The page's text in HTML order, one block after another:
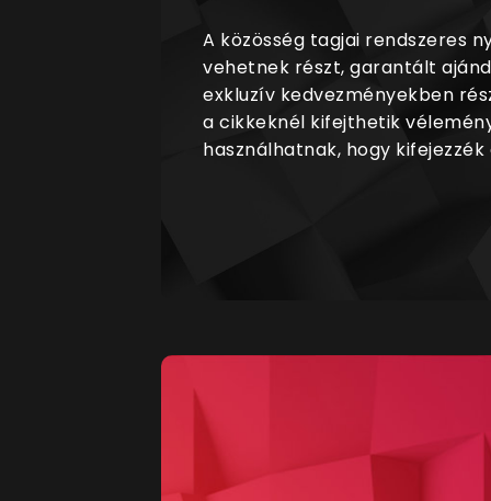
A közösség tagjai rendszeres
vehetnek részt, garantált
exkluzív kedvezményekben
a cikkeknél kifejthetik
használhatnak, hogy